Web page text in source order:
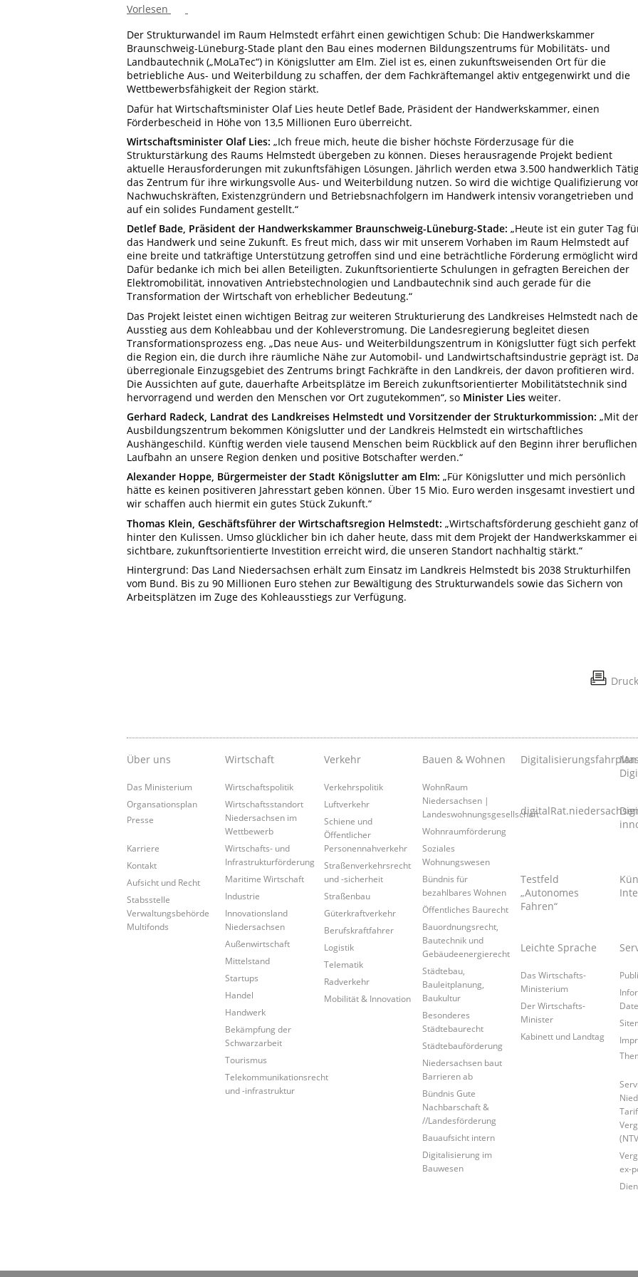
Vorlesen
Der Strukturwandel im Raum Helmstedt erfährt einen gewichtigen Schub: Die Handwerkskammer
Braunschweig-Lüneburg-Stade plant den Bau eines modernen Bildungszentrums für Mobilitäts- und
Landbautechnik („MoLaTec“) in Königslutter am Elm. Ziel ist es, einen zukunftsweisenden Ort für die
betriebliche Aus- und Weiterbildung zu schaffen, der dem Fachkräftemangel aktiv entgegenwirkt und die
Wettbewerbsfähigkeit der Region stärkt.
Dafür hat Wirtschaftsminister Olaf Lies heute Detlef Bade, Präsident der Handwerkskammer, einen
Förderbescheid in Höhe von 13,5 Millionen Euro überreicht.
Wirtschaftsminister Olaf Lies: „Ich freue mich, heute die bisher höchste Förderzusage für die
Strukturstärkung des Raums Helmstedt übergeben zu können. Dieses herausragende Projekt bedient
aktuelle Herausforderungen mit zukunftsfähigen Lösungen. Jährlich werden etwa 3.500 handwerklich
das Zentrum für ihre wirkungsvolle Aus- und Weiterbildung nutzen. So wird die wichtige Qualifizierung
Nachwuchskräften, Existenzgründern und Betriebsnachfolgern im Handwerk intensiv vorangetrieben und
auf ein solides Fundament gestellt.“
Detlef Bade, Präsident der Handwerkskammer Braunschweig-Lüneburg-Stade: „Heute ist ein guter Tag
das Handwerk und seine Zukunft. Es freut mich, dass wir mit unserem Vorhaben im Raum Helmstedt auf
eine breite und tatkräftige Unterstützung getroffen sind und eine beträchtliche Förderung ermöglicht
Dafür bedanke ich mich bei allen Beteiligten. Zukunftsorientierte Schulungen in gefragten Bereichen der
Elektromobilität, innovativen Antriebstechnologien und Landbautechnik sind auch gerade für die
Transformation der Wirtschaft von erheblicher Bedeutung.“
Das Projekt leistet einen wichtigen Beitrag zur weiteren Strukturierung des Landkreises Helmstedt nach
Ausstieg aus dem Kohleabbau und der Kohleverstromung. Die Landesregierung begleitet diesen
Transformationsprozess eng. „Das neue Aus- und Weiterbildungszentrum in Königslutter fügt sich
die Region ein, die durch ihre räumliche Nähe zur Automobil- und Landwirtschaftsindustrie geprägt ist.
überregionale Einzugsgebiet des Zentrums bringt Fachkräfte in den Landkreis, der davon profitieren wird.
Die Aussichten auf gute, dauerhafte Arbeitsplätze im Bereich zukunftsorientierter Mobilitätstechnik sind
hervorragend und werden den Menschen vor Ort zugutekommen“, so Minister Lies weiter.
Gerhard Radeck, Landrat des Landkreises Helmstedt und Vorsitzender der Strukturkommission: „Mit
Ausbildungszentrum bekommen Königslutter und der Landkreis Helmstedt ein wirtschaftliches
Aushängeschild. Künftig werden viele tausend Menschen beim Rückblick auf den Beginn ihrer beruflichen
Laufbahn an unsere Region denken und positive Botschafter werden.“
Alexander Hoppe, Bürgermeister der Stadt Königslutter am Elm: „Für Königslutter und mich persönlich
hätte es keinen positiveren Jahresstart geben können. Über 15 Mio. Euro werden insgesamt investiert und
wir schaffen auch hiermit ein gutes Stück Zukunft.“
Thomas Klein, Geschäftsführer der Wirtschaftsregion Helmstedt: „Wirtschaftsförderung geschieht ganz
hinter den Kulissen. Umso glücklicher bin ich daher heute, dass mit dem Projekt der Handwerkskammer
sichtbare, zukunftsorientierte Investition erreicht wird, die unseren Standort nachhaltig stärkt.“
Hintergrund: Das Land Niedersachsen erhält zum Einsatz im Landkreis Helmstedt bis 2038 Strukturhilfen
vom Bund. Bis zu 90 Millionen Euro stehen zur Bewältigung des Strukturwandels sowie das Sichern von
Arbeitsplätzen im Zuge des Kohleausstiegs zur Verfügung.
Über uns
Das Ministerium
Organsationsplan
Presse
Karriere
Kontakt
Aufsicht und Recht
Stabsstelle
Verwaltungsbehörde
Multifonds
Wirtschaft
Wirtschaftspolitik
Wirtschaftsstandort
Niedersachsen im
Wettbewerb
Wirtschafts- und
Infrastrukturförderung
Maritime Wirtschaft
Industrie
Innovationsland
Niedersachsen
Außenwirtschaft
Mittelstand
Startups
Handel
Handwerk
Bekämpfung der
Schwarzarbeit
Tourismus
Telekommunikationsrecht
und -infrastruktur
Verkehr
Verkehrspolitik
Luftverkehr
Schiene und
Öffentlicher
Personennahverkehr
Straßenverkehrsrecht
und -sicherheit
Straßenbau
Güterkraftverkehr
Berufskraftfahrer
Logistik
Telematik
Radverkehr
Mobilität & Innovation
Bauen & Wohnen
WohnRaum
Niedersachsen |
Landeswohnungsgesellschaft
Wohnraumförderung
Soziales
Wohnungswesen
Bündnis für
bezahlbares Wohnen
Öffentliches Baurecht
Bauordnungsrecht,
Bautechnik und
Gebäudeenergierecht
Städtebau,
Bauleitplanung,
Baukultur
Besonderes
Städtebaurecht
Städtebauförderung
Niedersachsen baut
Barrieren ab
Bündnis Gute
Nachbarschaft &
//Landesförderung
Bauaufsicht intern
Digitalisierung im
Bauwesen
Digitalisierungsfahrplan
Testfeld
„Autonomes
Fahren“
Leichte Sprache
Das Wirtschafts-
Ministerium
Der Wirtschafts-
Minister
Kabinett und Landtag
ex-